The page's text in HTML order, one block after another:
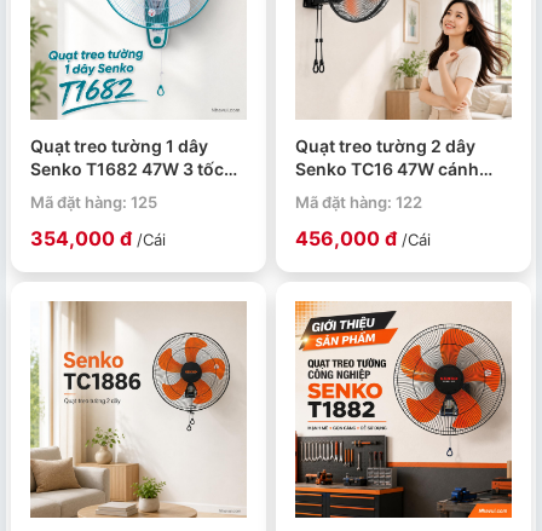
Quạt treo tường 1 dây
Senko T1682 47W 3 tốc
độ gió
Mã đặt hàng: 125
354,000 đ /Cái
Quạt treo tường 2 dây
Senko TC16 47W cánh
39cm
Mã đặt hàng: 122
456,000 đ /Cái